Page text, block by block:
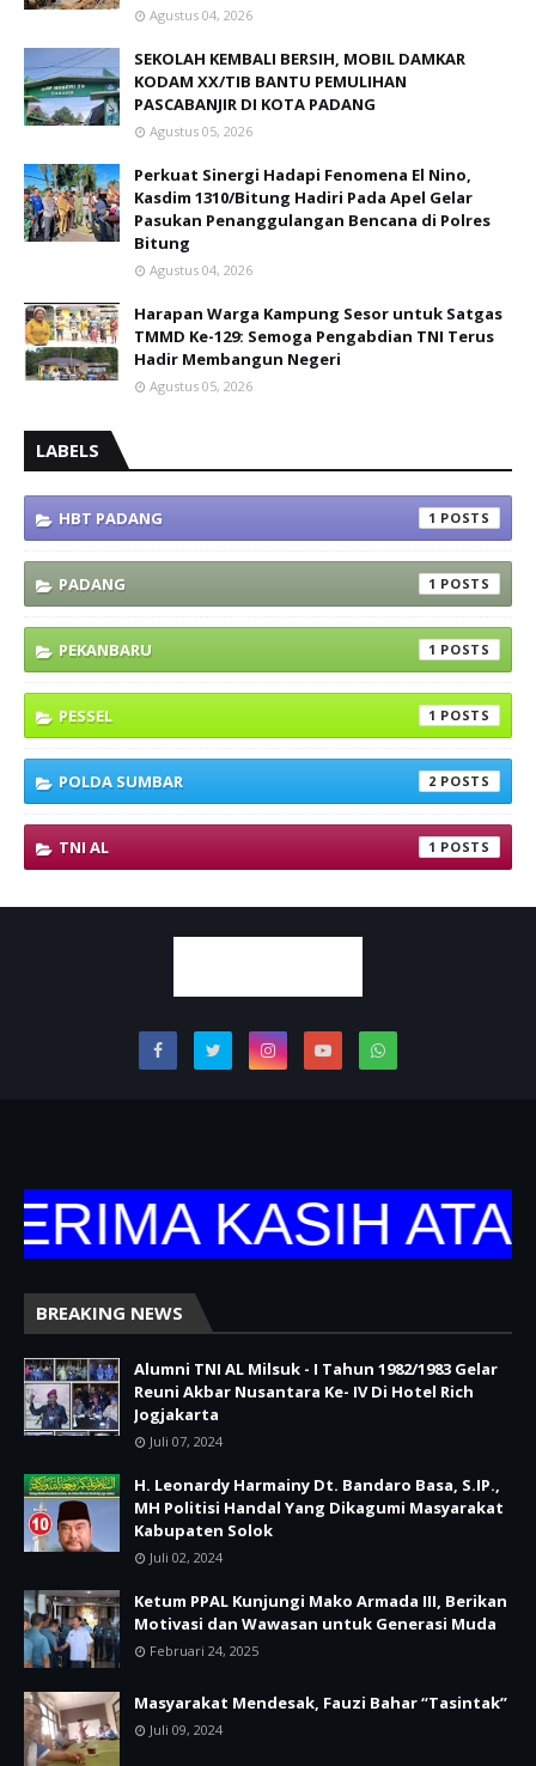
Agustus 04, 2026
SEKOLAH KEMBALI BERSIH, MOBIL DAMKAR
KODAM XX/TIB BANTU PEMULIHAN
PASCABANJIR DI KOTA PADANG
Agustus 05, 2026
Perkuat Sinergi Hadapi Fenomena El Nino,
Kasdim 1310/Bitung Hadiri Pada Apel Gelar
Pasukan Penanggulangan Bencana di Polres
Bitung
Agustus 04, 2026
Harapan Warga Kampung Sesor untuk Satgas
TMMD Ke-129: Semoga Pengabdian TNI Terus
Hadir Membangun Negeri
Agustus 05, 2026
LABELS
HBT PADANG 1
PADANG 1
PEKANBARU 1
PESSEL 1
POLDA SUMBAR 2
TNI AL 1
KASIH
BREAKING NEWS
Alumni TNI AL Milsuk - I Tahun 1982/1983 Gelar
Reuni Akbar Nusantara Ke- IV Di Hotel Rich
Jogjakarta
Juli 07, 2024
H. Leonardy Harmainy Dt. Bandaro Basa, S.IP.,
MH Politisi Handal Yang Dikagumi Masyarakat
Kabupaten Solok
Juli 02, 2024
Ketum PPAL Kunjungi Mako Armada III, Berikan
Motivasi dan Wawasan untuk Generasi Muda
Februari 24, 2025
Masyarakat Mendesak, Fauzi Bahar “Tasintak”
Juli 09, 2024